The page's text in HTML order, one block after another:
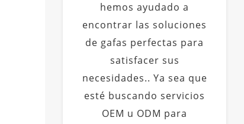
hemos ayudado a
encontrar las soluciones
de gafas perfectas para
satisfacer sus
necesidades.. Ya sea que
esté buscando servicios
OEM u ODM para